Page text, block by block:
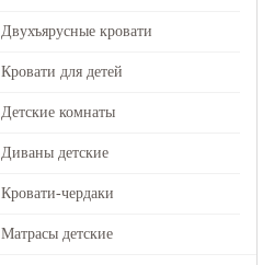
Двухъярусные кровати
Кровати для детей
Детские комнаты
Диваны детские
Кровати-чердаки
Матрасы детские